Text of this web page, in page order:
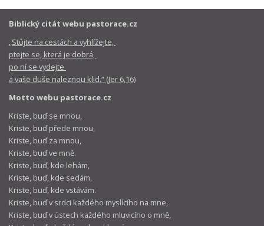
Biblický citát webu pastorace.cz
„Stůjte na cestách a vyhlížejte,
ptejte se, která je dobrá,
po ní se vydejte
a vaše duše naleznou klid.“ (Jer 6,16)
Motto webu pastorace.cz
Kriste, buď se mnou,
Kriste, buď přede mnou,
Kriste, buď za mnou,
Kriste, buď ve mně.
Kriste, buď, kde lehám,
Kriste, buď, kde sedám,
Kriste, buď, kde vstávám.
Kriste, buď v srdci každého myslícího na mne,
Kriste, buď v ústech každého mluvicího o mně,